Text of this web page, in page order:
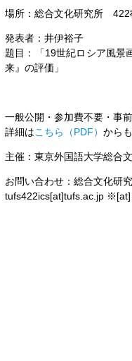
場所：総合文化研究所 422
発表者：井伊裕子
題目：「19世紀ロシア風景
来』の評価」
一般公開・参加費不要・事
詳細はこちら（PDF） から
主催：東京外国語大学総合
お問い合わせ：総合文化研
tufs422ics[at]tufs.ac.jp ※[at]